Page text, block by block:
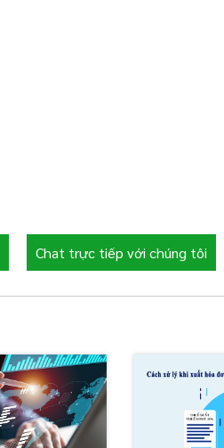
Chat trực tiếp với chúng tôi